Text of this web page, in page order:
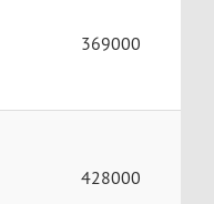
369000
428000